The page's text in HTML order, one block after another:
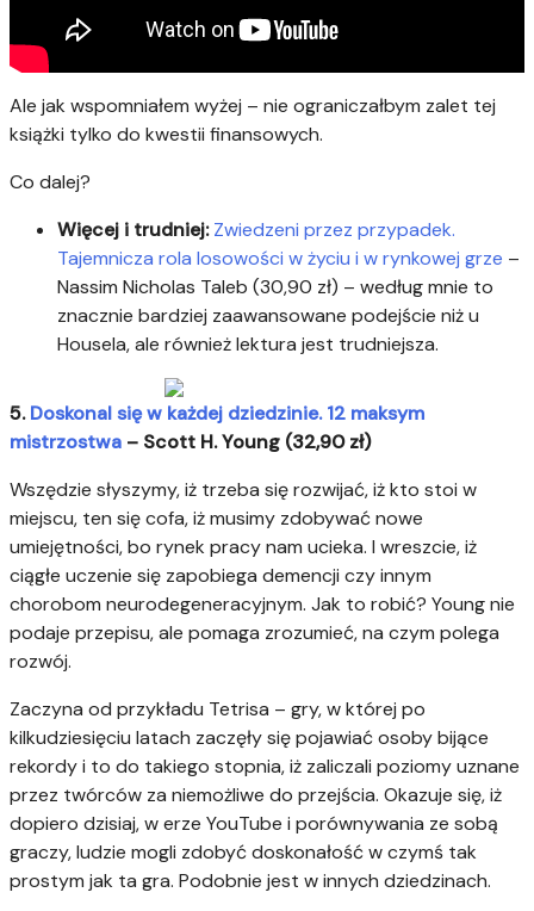
Ale jak wspomniałem wyżej – nie ograniczałbym zalet tej
książki tylko do kwestii finansowych.
Co dalej?
Więcej i trudniej:Zwiedzeni przez przypadek.
Tajemnicza rola losowości w życiu i w rynkowej grze –
Nassim Nicholas Taleb (30,90 zł) – według mnie to
znacznie bardziej zaawansowane podejście niż u
Housela, ale również lektura jest trudniejsza.
5.Doskonal się w każdej dziedzinie. 12 maksym
mistrzostwa – Scott H. Young (32,90 zł)
Wszędzie słyszymy, iż trzeba się rozwijać, iż kto stoi w
miejscu, ten się cofa, iż musimy zdobywać nowe
umiejętności, bo rynek pracy nam ucieka. I wreszcie, iż
ciągłe uczenie się zapobiega demencji czy innym
chorobom neurodegeneracyjnym. Jak to robić? Young nie
podaje przepisu, ale pomaga zrozumieć, na czym polega
rozwój.
Zaczyna od przykładu Tetrisa – gry, w której po
kilkudziesięciu latach zaczęły się pojawiać osoby bijące
rekordy i to do takiego stopnia, iż zaliczali poziomy uznane
przez twórców za niemożliwe do przejścia. Okazuje się, iż
dopiero dzisiaj, w erze YouTube i porównywania ze sobą
graczy, ludzie mogli zdobyć doskonałość w czymś tak
prostym jak ta gra. Podobnie jest w innych dziedzinach.